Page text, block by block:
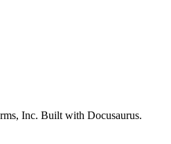
Inc. Built with Docusaurus.